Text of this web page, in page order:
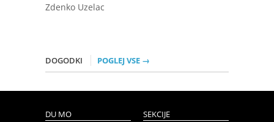
Zdenko Uzelac
DOGODKI POGLEJ VSE →
DU MO SEKCIJE